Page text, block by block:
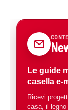
Le guide
casella e-
Ricevi
casa, il legno